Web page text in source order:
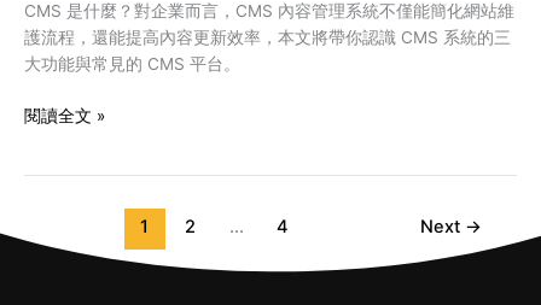
CMS 是什麼？對企業而言，CMS 內容管理系統不僅能簡化網站維
護流程，還能提高內容更新效率，本文將帶你認識 CMS 系統的三
大功能與常見的 CMS 平台。
與
常
見
平
推
閱讀全文 »
1 2 ... 4 Next →